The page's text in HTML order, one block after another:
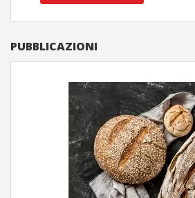
PUBBLICAZIONI